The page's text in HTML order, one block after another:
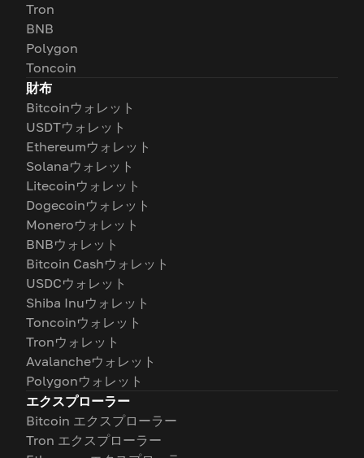
Tron
BNB
Polygon
Toncoin
財布
Bitcoinウォレット
USDTウォレット
Ethereumウォレット
Solanaウォレット
Litecoinウォレット
Dogecoinウォレット
Moneroウォレット
BNBウォレット
Bitcoin Cashウォレット
USDCウォレット
Shiba Inuウォレット
Toncoinウォレット
Tronウォレット
Avalancheウォレット
Polygonウォレット
エクスプローラー
Bitcoin エクスプローラー
Tron エクスプローラー